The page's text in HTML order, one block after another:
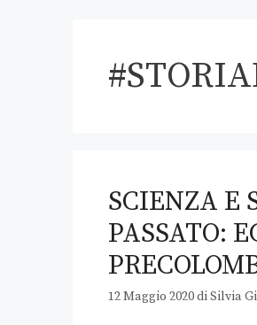
SCIENZA E
PASSATO:
12 Maggio 2020diSilvia